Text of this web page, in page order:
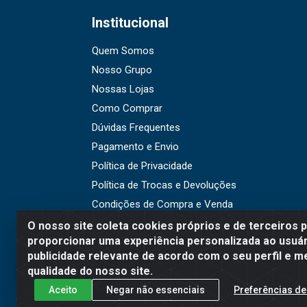
O nosso site coleta cookies próprios e de terceiros
proporcionar uma experiência personalizada ao
publicidade relevante de acordo com o seu perfil e
qualidade do nosso site.
Aceito Negar não essenciais Preferências
Institucional
Quem Somos
Nosso Grupo
Nossas Lojas
Como Comprar
Dúvidas Frequentes
Pagamento e Envio
Política de Privacidade
Política de Trocas e Devoluções
Condições de Compra e Venda
WR Embalagens - R. Cel.